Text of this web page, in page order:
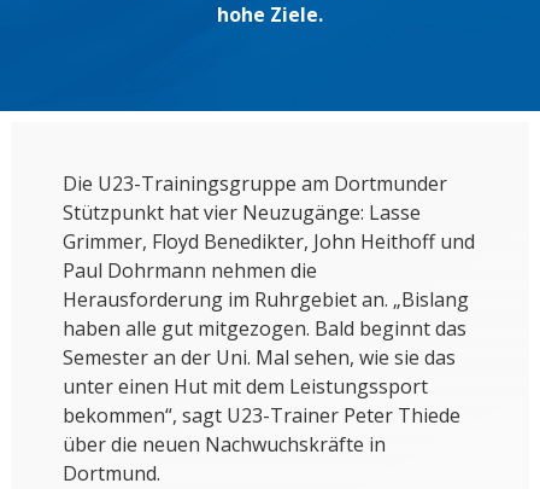
hohe Ziele.
Die U23-Trainingsgruppe am Dortmunder
Stützpunkt hat vier Neuzugänge: Lasse
Grimmer, Floyd Benedikter, John Heithoff und
Paul Dohrmann nehmen die
Herausforderung im Ruhrgebiet an. „Bislang
haben alle gut mitgezogen. Bald beginnt das
Semester an der Uni. Mal sehen, wie sie das
unter einen Hut mit dem Leistungssport
bekommen“, sagt U23-Trainer Peter Thiede
über die neuen Nachwuchskräfte in
Dortmund.